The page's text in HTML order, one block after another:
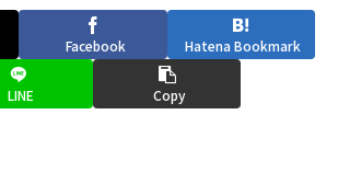
Facebook Hatena Bookmark
LINE Copy